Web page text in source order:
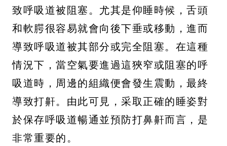
致呼吸道被阻塞。尤其是仰睡時候，舌頭
和軟腭很容易就會向後下垂或移動，進而
導致呼吸道被其部分或完全阻塞。在這種
情況下，當空氣要進過這狹窄或阻塞的呼
吸道時，周邊的組織便會發生震動，最終
導致打鼾。由此可見，采取正確的睡姿對
於保存呼吸道暢通並預防打鼻鼾而言，是
非常重要的。